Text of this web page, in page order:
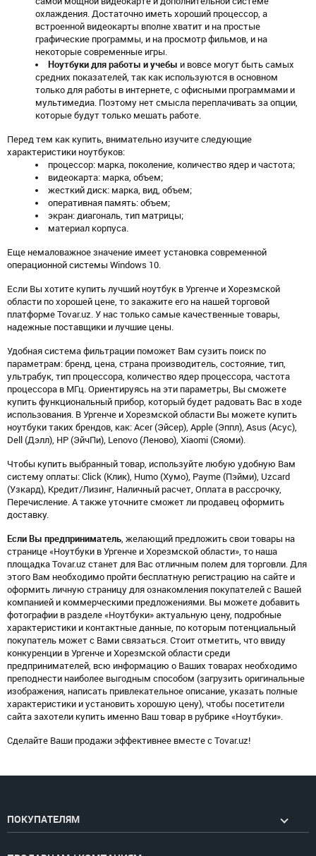
охлаждения. Достаточно иметь хороший процессор, а
встроенной видеокарты вполне хватит и на простые
графические программы, и на просмотр фильмов, и на
некоторые современные игры.
Ноутбуки для работы и учебы и вовсе могут быть самых
средних показателей, так как используются в основном
только для работы в интернете, с офисными программами и
мультимедиа. Поэтому нет смысла переплачивать за опции,
которые будут только мешать работе.
Перед тем как купить, внимательно изучите следующие
характеристики ноутбуков:
процессор: марка, поколение, количество ядер и частота;
видеокарта: марка, объем;
жесткий диск: марка, вид, объем;
оперативная память: объем;
экран: диагональ, тип матрицы;
материал корпуса.
Еще немаловажное значение имеет установка современной
операционной системы Windows 10.
Если Вы хотите купить лучший ноутбук в Ургенче и Хорезмской
области по хорошей цене, то закажите его на нашей торговой
платформе Tovar.uz. У нас только самые качественные товары,
надежные поставщики и лучшие цены.
Удобная система фильтрации поможет Вам сузить поиск по
параметрам: бренд, цена, страна производитель, состояние, тип,
ультрабук, тип процессора, количество ядер процессора, частота
процессора в МГц. Ориентируясь на эти параметры, Вы сможете
купить функциональный прибор, который будет радовать Вас в ходе
использования. В Ургенче и Хорезмской области Вы можете купить
ноутбуки таких брендов, как: Acer (Эйсер), Apple (Эппл), Asus (Асус),
Dell (Дэлл), HP (ЭйчПи), Lenovo (Леново), Xiaomi (Сяоми).
Чтобы купить выбранный товар, используйте любую удобную Вам
систему оплаты: Click (Клик), Humo (Хумо), Payme (Пэйми), Uzcard
(Узкард), Кредит/Лизинг, Наличный расчет, Оплата в рассрочку,
Перечисление. А также уточните сможет ли продавец оформить
доставку.
Если Вы предприниматель , желающий предложить свои товары на
странице «Ноутбуки в Ургенче и Хорезмской области», то наша
площадка Tovar.uz станет для Вас отличным полем для торговли. Для
этого Вам необходимо пройти бесплатную регистрацию на сайте и
оформить личную страницу для ознакомления покупателей с Вашей
компанией и коммерческими предложениями. Вы можете добавить
фотографии в разделе «Ноутбуки» актуальную цену, подробные
характеристики и контактные данные, по которым потенциальный
покупатель может с Вами связаться. Стоит отметить, что ввиду
конкуренции в Ургенче и Хорезмской области среди
предпринимателей, всю информацию о Ваших товарах необходимо
преподнести наиболее выгодным способом (загрузить оригинальные
изображения, написать привлекательное описание, указать полные
характеристики и установить хорошую цену), чтобы посетители
сайта захотели купить именно Ваш товар в рубрике «Ноутбуки».
Сделайте Ваши продажи эффективнее вместе с Tovar.uz!
ПОКУПАТЕЛЯМ